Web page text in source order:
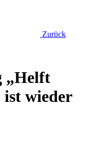
Zurück
„Helft
ist wieder